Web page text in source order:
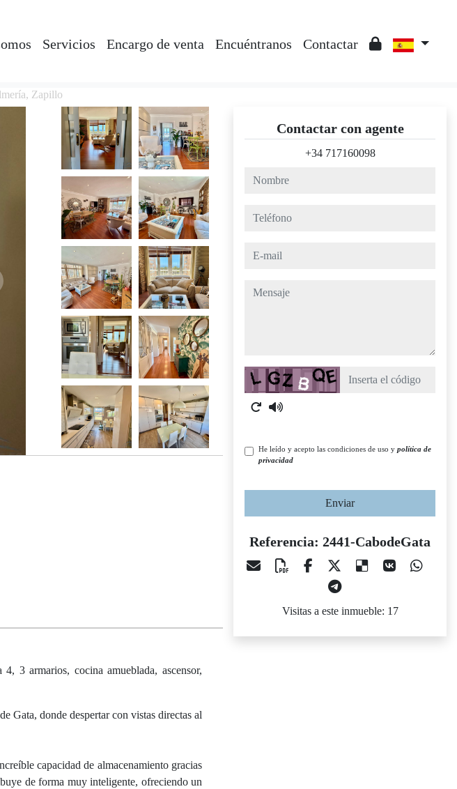
Servicios Encargo de venta Encuéntranos Contactar
Zapillo
3 armarios, cocina amueblada, ascensor,
Gata, donde despertar con vistas directas al
capacidad de almacenamiento gracias
de forma muy inteligente, ofreciendo un
Contactar con agente
+34 717160098
nombre
teléfono
e-mail
mensaje
Captcha
He leído y acepto las condiciones de uso y política de
privacidad
Enviar
Referencia: 2441-CabodeGata
Visitas a este inmueble: 17